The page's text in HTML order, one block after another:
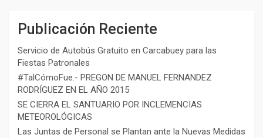
Publicación Reciente
Servicio de Autobús Gratuito en Carcabuey para las
Fiestas Patronales
#TalCómoFue.- PREGON DE MANUEL FERNANDEZ
RODRÍGUEZ EN EL AÑO 2015
SE CIERRA EL SANTUARIO POR INCLEMENCIAS
METEOROLÓGICAS
Las Juntas de Personal se Plantan ante la Nuevas Medidas